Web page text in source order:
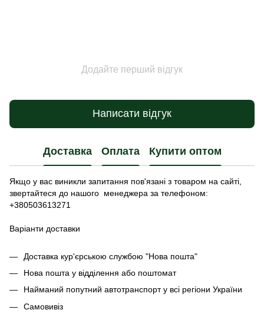
Додайте перший відгук
Написати відгук
Доставка Оплата Купити оптом
Якщо у вас виникли запитання пов'язані з товаром на сайті,
звертайтеся до нашого менеджера за телефоном:
+380503613271
Варіанти доставки
Доставка кур'єрською службою "Нова пошта"
Нова пошта у відділення або поштомат
Найманий попутний автотранспорт у всі регіони України
Самовивіз